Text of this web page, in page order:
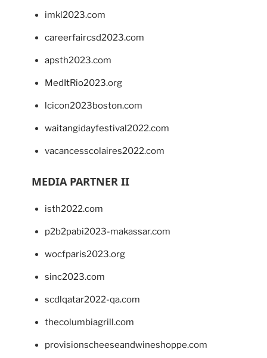
imkl2023.com
careerfaircsd2023.com
apsth2023.com
MedItRio2023.org
lcicon2023boston.com
waitangidayfestival2022.com
vacancesscolaires2022.com
MEDIA PARTNER II
isth2022.com
p2b2pabi2023-makassar.com
wocfparis2023.org
sinc2023.com
scdlqatar2022-qa.com
thecolumbiagrill.com
provisionscheeseandwineshoppe.com